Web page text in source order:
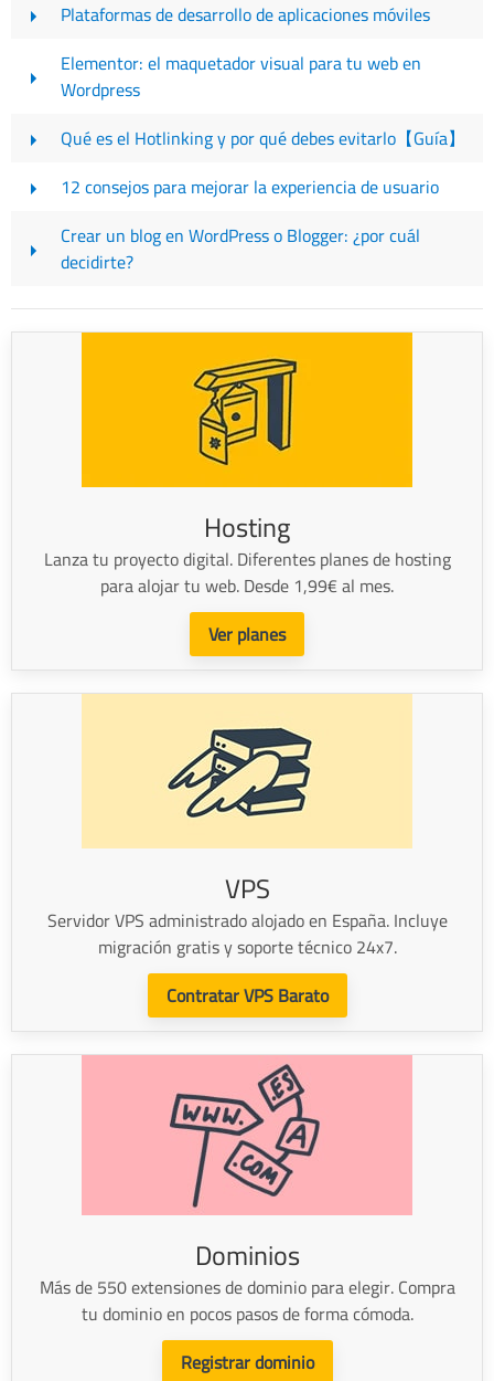
Plataformas de desarrollo de aplicaciones móviles
Elementor: el maquetador visual para tu web en
Wordpress
Qué es el Hotlinking y por qué debes evitarlo【Guía】
12 consejos para mejorar la experiencia de usuario
Crear un blog en WordPress o Blogger: ¿por cuál
decidirte?
Hosting
Lanza tu proyecto digital. Diferentes planes de hosting
para alojar tu web. Desde 1,99€ al mes.
Ver planes
VPS
Servidor VPS administrado alojado en España. Incluye
migración gratis y soporte técnico 24x7.
Contratar VPS Barato
Dominios
Más de 550 extensiones de dominio para elegir. Compra
tu dominio en pocos pasos de forma cómoda.
Registrar dominio